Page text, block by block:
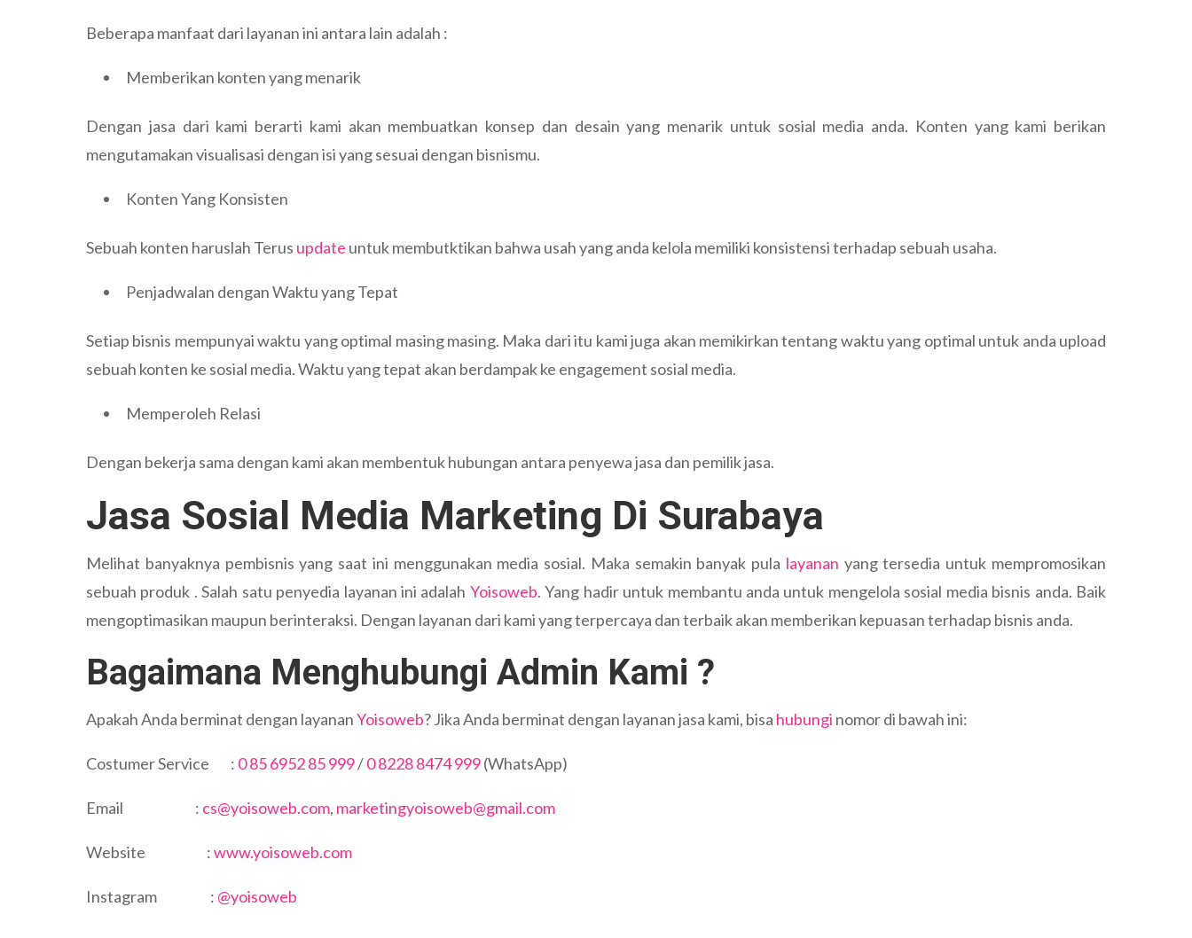
Beberapa manfaat dari layanan ini antara lain adalah :
Memberikan konten yang menarik
Dengan jasa dari kami berarti kami akan membuatkan konsep dan desain yang menarik untuk sosial media anda. Konten yang kami berikan
mengutamakan visualisasi dengan isi yang sesuai dengan bisnismu.
Konten Yang Konsisten
Sebuah konten haruslah Terus update untuk membutktikan bahwa usah yang anda kelola memiliki konsistensi terhadap sebuah usaha.
Penjadwalan dengan Waktu yang Tepat
Setiap bisnis mempunyai waktu yang optimal masing masing. Maka dari itu kami juga akan memikirkan tentang waktu yang optimal untuk anda upload
sebuah konten ke sosial media. Waktu yang tepat akan berdampak ke engagement sosial media.
Memperoleh Relasi
Dengan bekerja sama dengan kami akan membentuk hubungan antara penyewa jasa dan pemilik jasa.
Jasa Sosial Media Marketing Di Surabaya
Melihat banyaknya pembisnis yang saat ini menggunakan media sosial. Maka semakin banyak pula layanan yang tersedia untuk mempromosikan
sebuah produk . Salah satu penyedia layanan ini adalah Yoisoweb. Yang hadir untuk membantu anda untuk mengelola sosial media bisnis anda. Baik
mengoptimasikan maupun berinteraksi. Dengan layanan dari kami yang terpercaya dan terbaik akan memberikan kepuasan terhadap bisnis anda.
Bagaimana Menghubungi Admin Kami ?
Apakah Anda berminat dengan layananYoisoweb? Jika Anda berminat dengan layanan jasa kami, bisa hubungi nomor di bawah ini:
Costumer Service : 0 85 6952 85 999/0 8228 8474 999(WhatsApp)
Email : cs@yoisoweb.com, marketingyoisoweb@gmail.com
Website :www.yoisoweb.com
Instagram : @yoisoweb